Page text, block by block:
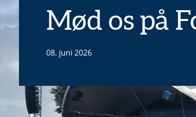
Mød os på
08. juni 2026